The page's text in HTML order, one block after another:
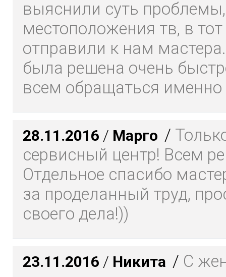
выяснили суть
местоположения тв, в
отправили к нам
была решена очень
всем обращаться
28.11.2016 / Марго /
сервисный центр! Всем
Отдельное спасибо
за проделанный труд,
своего дела!))
23.11.2016 / Никита / С